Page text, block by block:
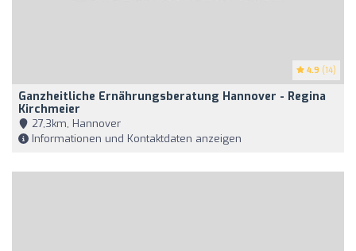
4.9 (14)
Ganzheitliche Ernährungsberatung Hannover - Regina
Kirchmeier
27,3km, Hannover
Informationen und Kontaktdaten anzeigen